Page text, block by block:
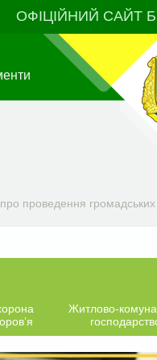
ОФІЦІЙНИЙ САЙТ
проведення
Житлово-